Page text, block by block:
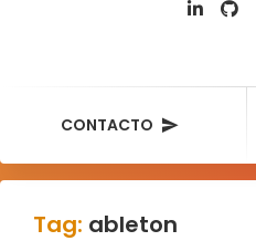
CONTACTO
Tag: ableton